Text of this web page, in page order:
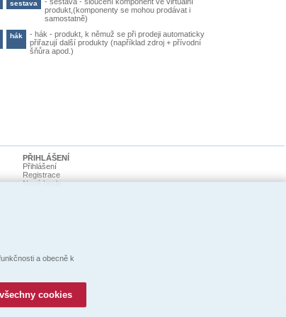
sestava
produkt,(komponenty se mohou prodávat i
samostatně)
hák - hák - produkt, k němuž se při prodeji automaticky
přiřazují další produkty (například zdroj + přívodní
šňůra apod.)
PŘIHLÁŠENÍ
Přihlášení
Registrace
Nové heslo
a obecně k
cookies